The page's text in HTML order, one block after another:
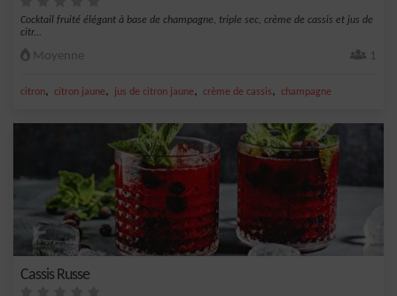
Cocktail fruité élégant à base de champagne, triple sec, crème de cassis et jus de
citr...
Moyenne 1
citron, citron jaune, jus de citron jaune, crème de cassis, champagne
Cassis Russe